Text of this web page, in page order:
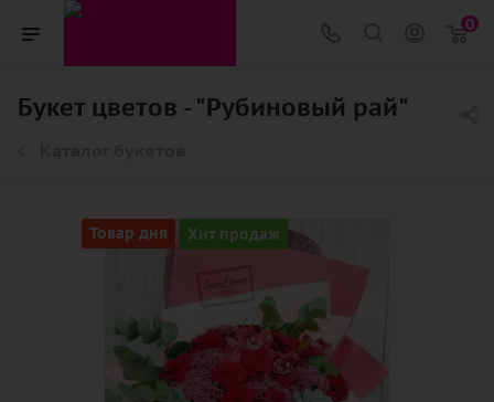
0
Букет цветов - "Рубиновый рай"
Товар дня Хит продаж